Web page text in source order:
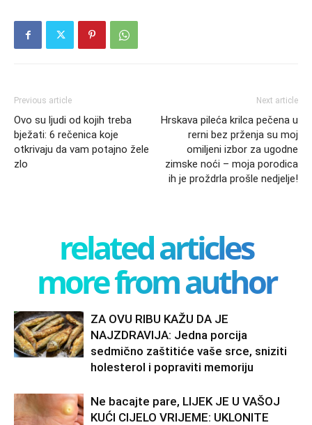
Previous article
Ovo su ljudi od kojih treba
bježati: 6 rečenica koje
otkrivaju da vam potajno žele
zlo
Next article
Hrskava pileća krilca pečena u
rerni bez prženja su moj
omiljeni izbor za ugodne
zimske noći – moja porodica
ih je proždrla prošle nedjelje!
related articles
more from author
ZA OVU RIBU KAŽU DA JE
NAJZDRAVIJA: Jedna porcija
sedmično zaštitiće vaše srce, sniziti
holesterol i popraviti memoriju
Ne bacajte pare, LIJEK JE U VAŠOJ
KUĆI CIJELO VRIJEME: UKLONITE